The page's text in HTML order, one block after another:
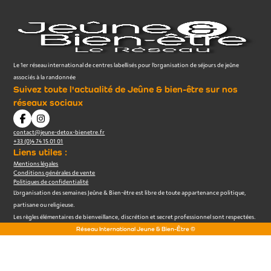
Le 1er réseau international de centres labellisés pour l’organisation de séjours de jeûne
associés à la randonnée
Suivez toute l'actualité de Jeûne & bien-être sur nos
réseaux sociaux
contact@jeune-detox-bienetre.fr
+33 (0)4 74 15 01 01
Liens utiles :
Mentions légales
Conditions générales de vente
Politiques de confidentialité
L’organisation des semaines Jeûne & Bien-être est libre de toute appartenance politique,
partisane ou religieuse.
Les règles élémentaires de bienveillance, discrétion et secret professionnel sont respectées.
Réseau International Jeune & Bien-Être ©